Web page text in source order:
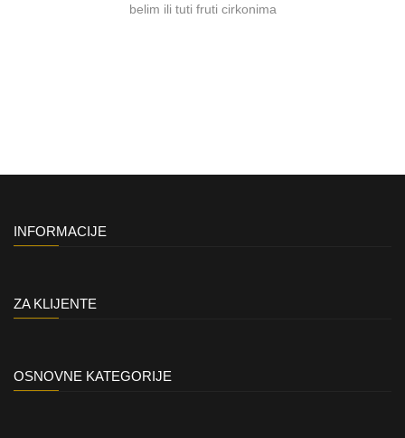
belim ili tuti fruti cirkonima
INFORMACIJE
ZA KLIJENTE
OSNOVNE KATEGORIJE